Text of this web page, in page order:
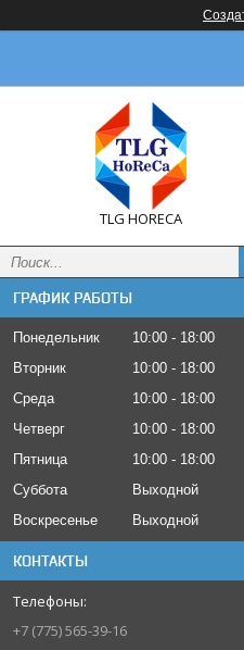
TLG HORECA
ГРАФИК РАБОТЫ
Понедельник 10:00
18:00
Вторник
10:00
18:00
Среда
10:00
18:00
Четверг
10:00
18:00
Пятница
10:00
18:00
Суббота
Выходной
Воскресенье
Выходной
КОНТАКТЫ
+7 (775) 565-39-16